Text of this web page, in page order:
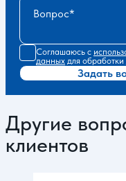
Вопрос
Соглашаюсь с
данных для
Задать
Другие
клиентов